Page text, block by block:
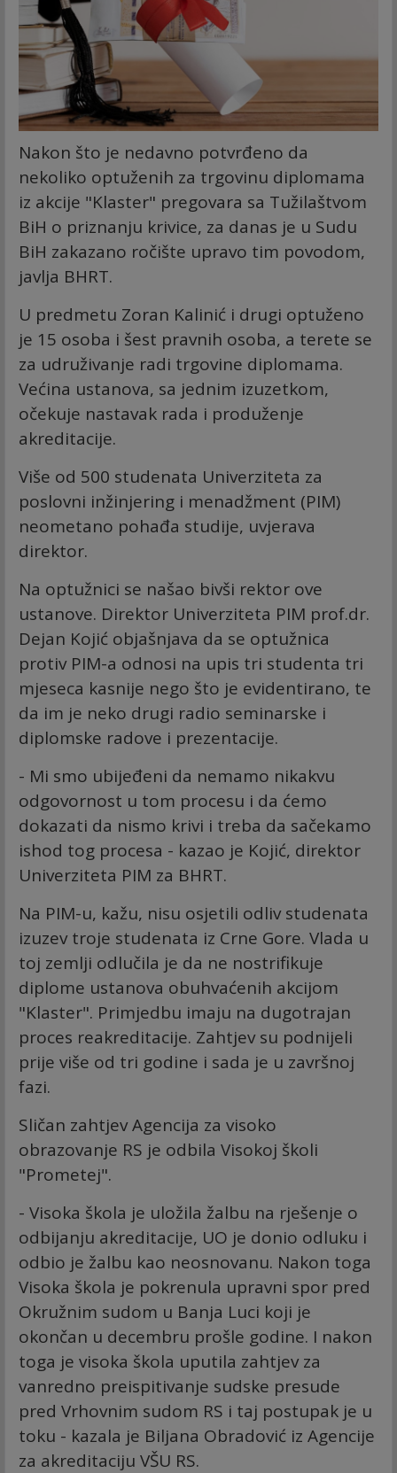
Nakon što je nedavno potvrđeno da
nekoliko optuženih za trgovinu diplomama
iz akcije "Klaster" pregovara sa Tužilaštvom
BiH o priznanju krivice, za danas je u Sudu
BiH zakazano ročište upravo tim povodom,
javlja BHRT.
U predmetu Zoran Kalinić i drugi optuženo
je 15 osoba i šest pravnih osoba, a terete se
za udruživanje radi trgovine diplomama.
Većina ustanova, sa jednim izuzetkom,
očekuje nastavak rada i produženje
akreditacije.
Više od 500 studenata Univerziteta za
poslovni inžinjering i menadžment (PIM)
neometano pohađa studije, uvjerava
direktor.
Na optužnici se našao bivši rektor ove
ustanove. Direktor Univerziteta PIM prof.dr.
Dejan Kojić objašnjava da se optužnica
protiv PIM-a odnosi na upis tri studenta tri
mjeseca kasnije nego što je evidentirano, te
da im je neko drugi radio seminarske i
diplomske radove i prezentacije.
- Mi smo ubijeđeni da nemamo nikakvu
odgovornost u tom procesu i da ćemo
dokazati da nismo krivi i treba da sačekamo
ishod tog procesa - kazao je Kojić, direktor
Univerziteta PIM za BHRT.
Na PIM-u, kažu, nisu osjetili odliv studenata
izuzev troje studenata iz Crne Gore. Vlada u
toj zemlji odlučila je da ne nostrifikuje
diplome ustanova obuhvaćenih akcijom
"Klaster". Primjedbu imaju na dugotrajan
proces reakreditacije. Zahtjev su podnijeli
prije više od tri godine i sada je u završnoj
fazi.
Sličan zahtjev Agencija za visoko
obrazovanje RS je odbila Visokoj školi
"Prometej".
- Visoka škola je uložila žalbu na rješenje o
odbijanju akreditacije, UO je donio odluku i
odbio je žalbu kao neosnovanu. Nakon toga
Visoka škola je pokrenula upravni spor pred
Okružnim sudom u Banja Luci koji je
okončan u decembru prošle godine. I nakon
toga je visoka škola uputila zahtjev za
vanredno preispitivanje sudske presude
pred Vrhovnim sudom RS i taj postupak je u
toku - kazala je Biljana Obradović iz Agencije
za akreditaciju VŠU RS.